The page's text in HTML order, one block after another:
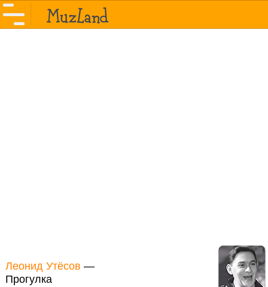
Леонид Утёсов —
Прогулка